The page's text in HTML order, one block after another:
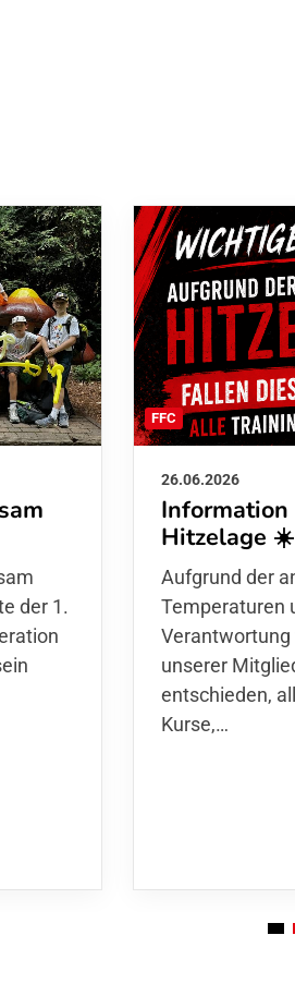
sind
FFC
mit
FFC
26.06.2026
Hitzelage ☀️
Aufgrund der
Temperaturen
Verantwortung
unserer
entschieden,
Kurse